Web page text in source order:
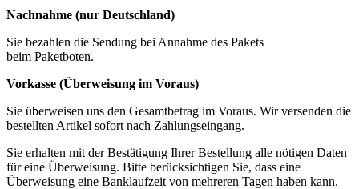
Nachnahme (nur Deutschland)
Sie bezahlen die Sendung bei Annahme des Pakets
beim Paketboten.
Vorkasse (Überweisung im Voraus)
Sie überweisen uns den Gesamtbetrag im Voraus. Wir versenden die
bestellten Artikel sofort nach Zahlungseingang.
Sie erhalten mit der Bestätigung Ihrer Bestellung alle nötigen Daten
für eine Überweisung. Bitte berücksichtigen Sie, dass eine
Überweisung eine Banklaufzeit von mehreren Tagen haben kann.